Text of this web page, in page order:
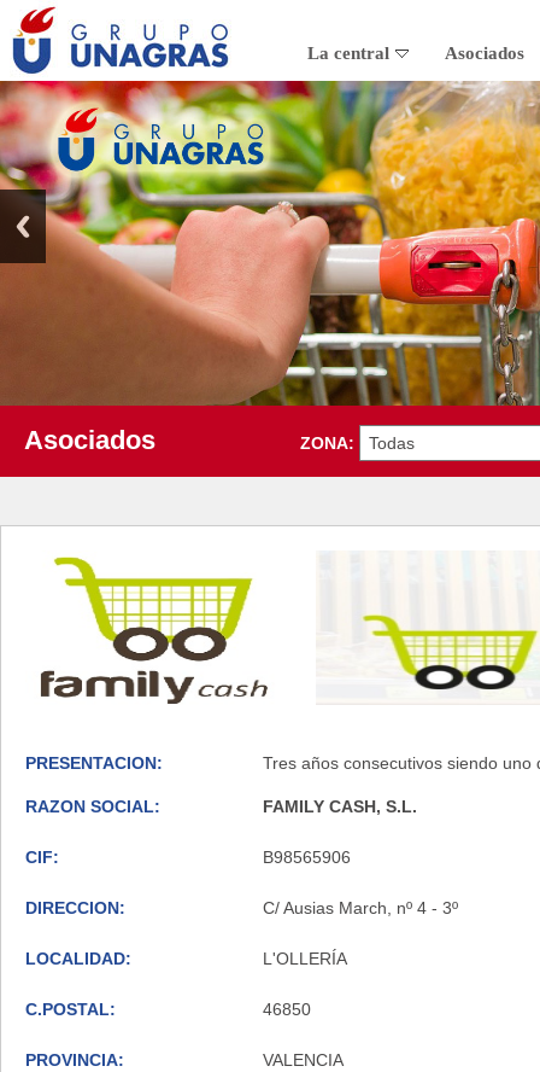
La central Asociados
Asociados ZONA:
PRESENTACION: Tres años consecutivos siendo
RAZON SOCIAL: FAMILY CASH, S.L.
CIF: B98565906
DIRECCION: C/ Ausias March, nº 4 - 3º
LOCALIDAD: L'OLLERÍA
C.POSTAL: 46850
PROVINCIA: VALENCIA